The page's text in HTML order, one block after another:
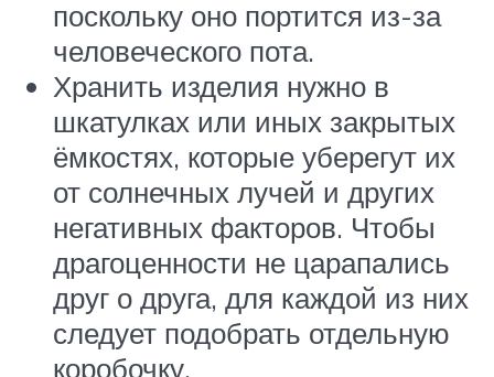
поскольку оно портится из-за
человеческого пота.
Хранить изделия нужно в
шкатулках или иных закрытых
ёмкостях, которые уберегут их
от солнечных лучей и других
негативных факторов. Чтобы
драгоценности не царапались
друг о друга, для каждой из них
следует подобрать отдельную
коробочку.